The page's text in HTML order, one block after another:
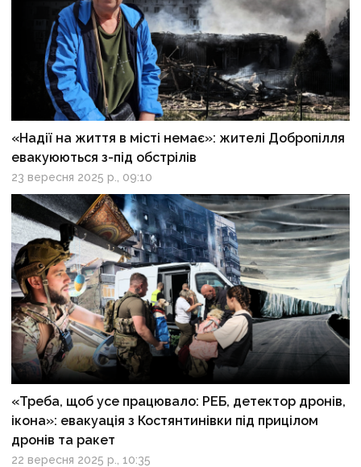
«Надії на життя в місті немає»: жителі Добропілля
евакуюються з-під обстрілів
23 вересня 2025 р., 09:10
«Треба, щоб усе працювало: РЕБ, детектор дронів,
ікона»: евакуація з Костянтинівки під прицілом
дронів та ракет
22 вересня 2025 р., 10:35